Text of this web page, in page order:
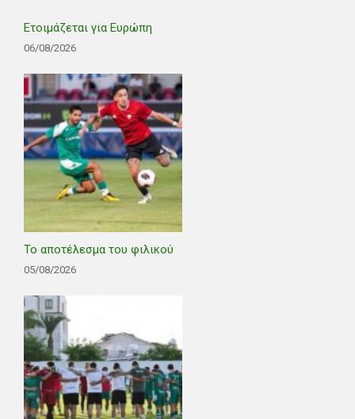
Ετοιμάζεται για Ευρώπη
06/08/2026
Το αποτέλεσμα του φιλικού
05/08/2026